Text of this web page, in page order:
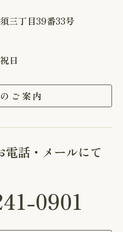
三丁目39番33号
日
ご案内
電話・メールにて
0901